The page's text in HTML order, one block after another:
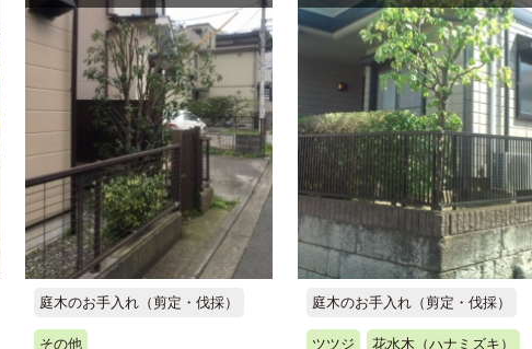
庭木のお手入れ（剪定・伐採）
その他
庭木のお手入れ（剪定・伐採）
ツツジ 花水木（ハナミズキ）